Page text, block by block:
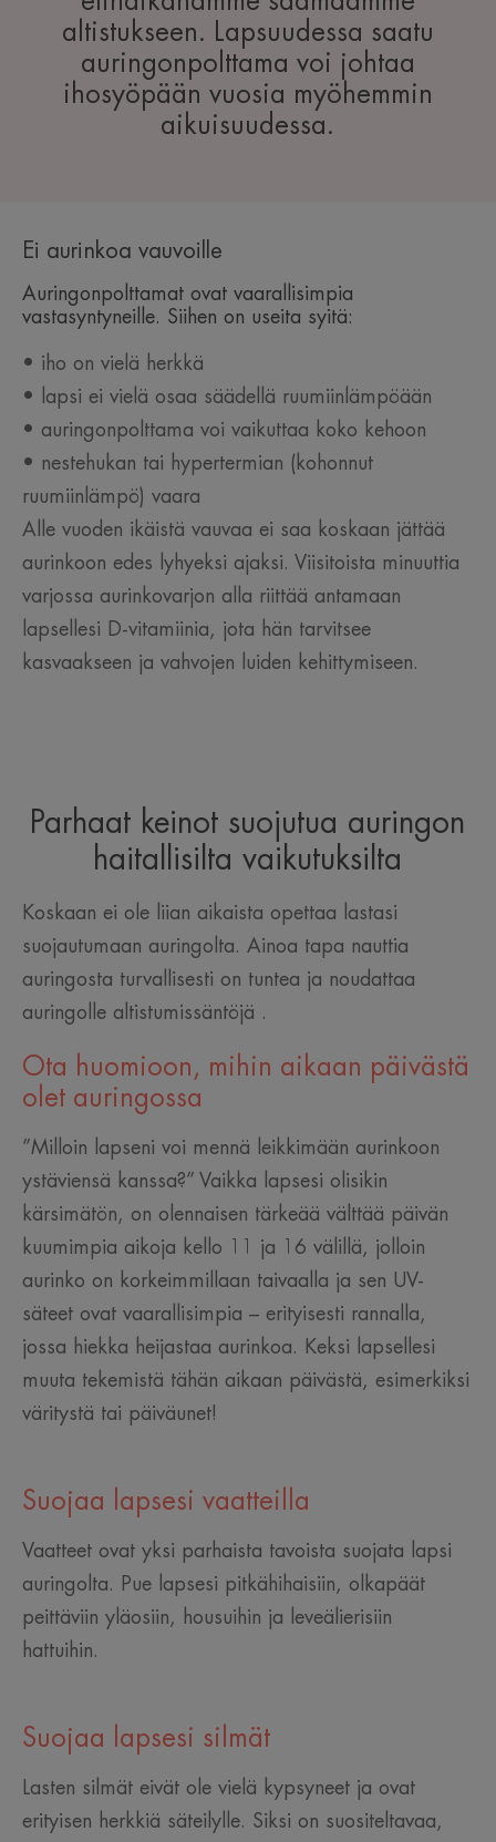
altistukseen. Lapsuudessa saatu
auringonpolttama voi johtaa
ihosyöpään vuosia myöhemmin
aikuisuudessa.
Ei aurinkoa vauvoille
Auringonpolttamat ovat vaarallisimpia
vastasyntyneille. Siihen on useita syitä:
• iho on vielä herkkä
• lapsi ei vielä osaa säädellä ruumiinlämpöään
• auringonpolttama voi vaikuttaa koko kehoon
• nestehukan tai hypertermian (kohonnut
ruumiinlämpö) vaara
Alle vuoden ikäistä vauvaa ei saa koskaan jättää
aurinkoon edes lyhyeksi ajaksi. Viisitoista minuuttia
varjossa aurinkovarjon alla riittää antamaan
lapsellesi D-vitamiinia, jota hän tarvitsee
kasvaakseen ja vahvojen luiden kehittymiseen.
Parhaat keinot suojutua auringon
haitallisilta vaikutuksilta
Koskaan ei ole liian aikaista opettaa lastasi
suojautumaan auringolta. Ainoa tapa nauttia
auringosta turvallisesti on tuntea ja noudattaa
auringolle altistumissäntöjä .
Ota huomioon, mihin aikaan päivästä
olet auringossa
”Milloin lapseni voi mennä leikkimään aurinkoon
ystäviensä kanssa?” Vaikka lapsesi olisikin
kärsimätön, on olennaisen tärkeää välttää päivän
kuumimpia aikoja kello 11 ja 16 välillä, jolloin
aurinko on korkeimmillaan taivaalla ja sen UV-
säteet ovat vaarallisimpia – erityisesti rannalla,
jossa hiekka heijastaa aurinkoa. Keksi lapsellesi
muuta tekemistä tähän aikaan päivästä, esimerkiksi
väritystä tai päiväunet!
Suojaa lapsesi vaatteilla
Vaatteet ovat yksi parhaista tavoista suojata lapsi
auringolta. Pue lapsesi pitkähihaisiin, olkapäät
peittäviin yläosiin, housuihin ja leveälierisiin
hattuihin.
Suojaa lapsesi silmät
Lasten silmät eivät ole vielä kypsyneet ja ovat
erityisen herkkiä säteilylle. Siksi on suositeltavaa,